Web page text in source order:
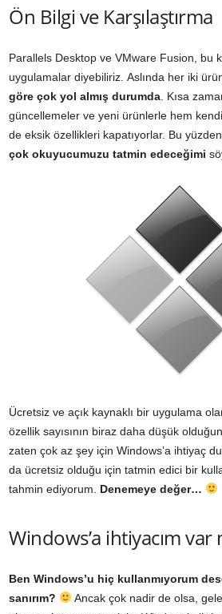
Ön Bilgi ve Karşılaştırma
Parallels Desktop ve VMware Fusion, bu
uygulamalar diyebiliriz. Aslında her iki
göre çok yol almış durumda . Kısa
güncellemeler ve yeni ürünlerle hem
de eksik özellikleri kapatıyorlar. Bu yüzden
çok okuyucumuzu tatmin edeceğimi
Ücretsiz ve açık kaynaklı bir uygulama
özellik sayısının biraz daha düşük
zaten çok az şey için Windows’a ihtiyaç
da ücretsiz olduğu için tatmin edici bir
tahmin ediyorum. Denemeye değer…
Windows’a ihtiyacım var
Ben Windows’u hiç kullanmıyorum
sanırım?
Ancak çok nadir de olsa,